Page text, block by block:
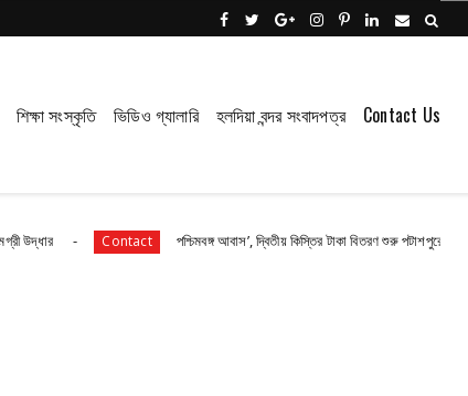
শিক্ষা সংস্কৃতি ভিডিও গ্যালারি হলদিয়া বন্দর সংবাদপত্র Contact Us
Contact পশ্চিমবঙ্গ আবাস’, দ্বিতীয় কিস্তির টাকা বিতরণ শুরু পটাশপুরে Contact